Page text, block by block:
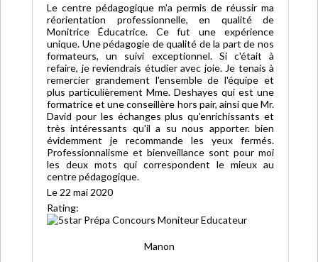
Le centre pédagogique m'a permis de réussir ma
réorientation professionnelle, en qualité de
Monitrice Éducatrice. Ce fut une expérience
unique. Une pédagogie de qualité de la part de nos
formateurs, un suivi exceptionnel. Si c'était à
refaire, je reviendrais étudier avec joie. Je tenais à
remercier grandement l'ensemble de l'équipe et
plus particulièrement Mme. Deshayes qui est une
formatrice et une conseillère hors pair, ainsi que Mr.
David pour les échanges plus qu'enrichissants et
très intéressants qu'il a su nous apporter. bien
évidemment je recommande les yeux fermés.
Professionnalisme et bienveillance sont pour moi
les deux mots qui correspondent le mieux au
centre pédagogique.
Le 22 mai 2020
Manon